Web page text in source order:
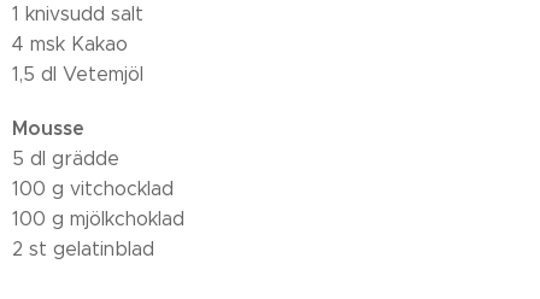
1 knivsudd salt
4 msk Kakao
1,5 dl Vetemjöl
Mousse
5 dl grädde
100 g vitchocklad
100 g mjölkchoklad
2 st gelatinblad